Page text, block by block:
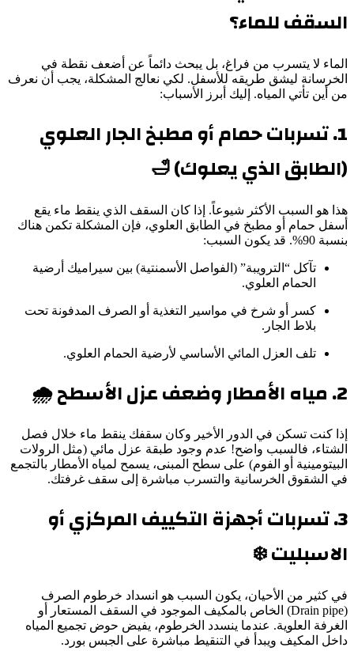
السقف للماء؟
الماء لا يتسرب من فراغ، بل يبحث دائماً عن أضعف نقطة في
الخرسانة ليشق طريقه للأسفل. لكي نعالج المشكلة، يجب أن نعرف
من أين تأتي المياه. إليك أبرز الأسباب:
1. تسربات حمام أو مطبخ الجار العلوي
(الطابق الذي يعلوك) 🛁
هذا هو السبب الأكثر شيوعاً. إذا كان السقف الذي ينقط ماء يقع
أسفل حمام أو مطبخ في الطابق العلوي، فإن المشكلة تكمن هناك
بنسبة 90%. قد يكون السبب:
تآكل “الترويبة” (الفواصل الأسمنتية) بين سيراميك أرضية
الحمام العلوي.
كسر أو شرخ في مواسير التغذية أو الصرف المدفونة تحت
بلاط الجار.
تلف العزل المائي الأساسي لأرضية الحمام العلوي.
2. مياه الأمطار وضعف عزل الأسطح 🌧️
إذا كنت تسكن في الدور الأخير وكان سقفك ينقط ماء خلال فصل
الشتاء، فالسبب واضح! عدم وجود طبقة عزل مائي (مثل الرولات
البيتومينية أو الفوم) على سطح المبنى، يسمح لمياه الأمطار بالتجمع
في الشقوق الخرسانية والتسرب مباشرة إلى سقف غرفتك.
3. تسربات أجهزة التكييف المركزي أو
الاسبليت ❄️
في كثير من الأحيان، يكون السبب هو انسداد خرطوم الصرف
(Drain pipe) الخاص بالمكيف الموجود في السقف المستعار أو
الغرفة العلوية. عندما ينسدد الخرطوم، يفيض حوض تجميع المياه
داخل المكيف ويبدأ في التنقيط مباشرة على الجبس بورد.